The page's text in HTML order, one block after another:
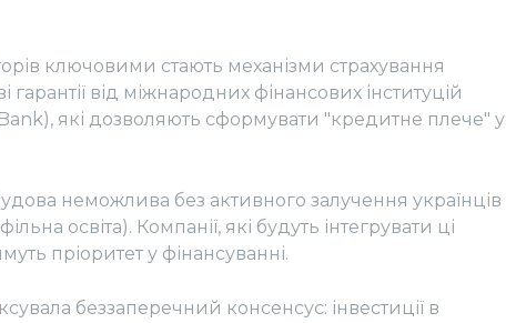
ключовими стають механізми страхування
гарантії від міжнародних фінансових інституцій
які дозволяють сформувати "кредитне плече" у
неможлива без активного залучення українців
освіта). Компанії, які будуть інтегрувати ці
пріоритет у фінансуванні.
беззаперечний консенсус: інвестиції в